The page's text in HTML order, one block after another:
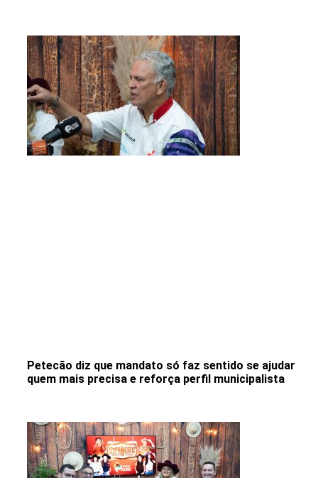
Petecão diz que mandato só faz sentido se ajudar
quem mais precisa e reforça perfil municipalista